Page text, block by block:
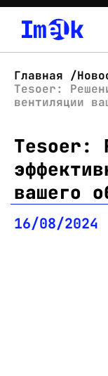
Главная
Tesoer:
вентиляции
Tesoer:
вашего
16/08/2024